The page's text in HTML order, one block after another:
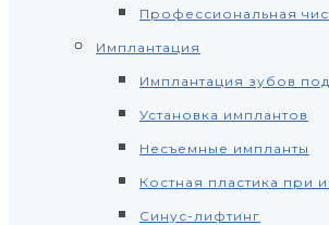
Профессиональная
Имплантация
Имплантация зубов
Установка имплантов
Несъемные импланты
Костная пластика при
Синус-лифтинг